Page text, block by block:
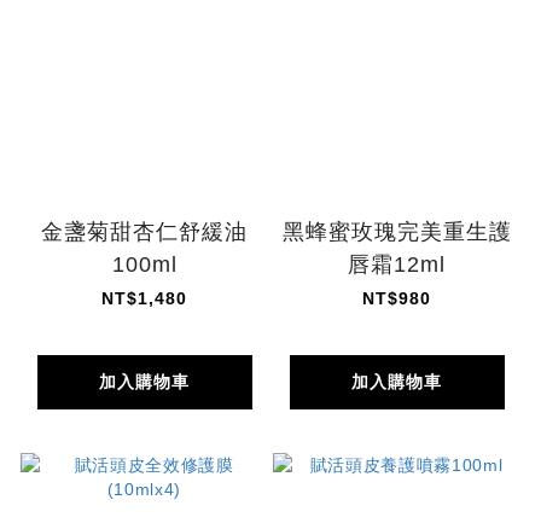
金盞菊甜杏仁舒緩油
100ml
NT$1,480
加入購物車
黑蜂蜜玫瑰完美重生護
唇霜12ml
NT$980
加入購物車